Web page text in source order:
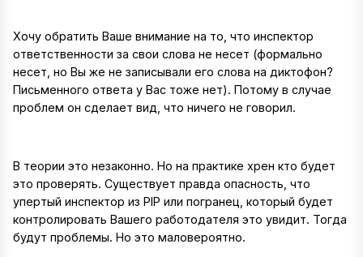
Хочу обратить Ваше внимание на то, что инспектор
ответственности за свои слова не несет (формально
несет, но Вы же не записывали его слова на диктофон?
Письменного ответа у Вас тоже нет). Потому в случае
проблем он сделает вид, что ничего не говорил.
В теории это незаконно. Но на практике хрен кто будет
это проверять. Существует правда опасность, что
упертый инспектор из PIP или погранец, который будет
контролировать Вашего работодателя это увидит. Тогда
будут проблемы. Но это маловероятно.